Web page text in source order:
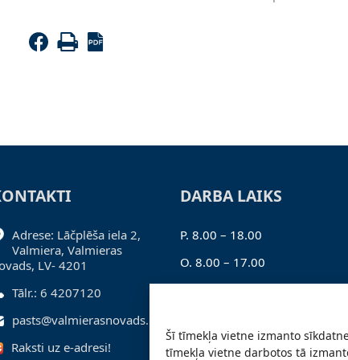
Šī tīmekļa vietne izmanto
tīmekļa vietne darbotos tā
Adrese: Lāčplēša iela 2,
Valmiera, Valmieras
LV- 4201
Tālr.: 6 4207120
pasts@valmierasnovads.lv
Raksti uz e-adresi!
DARBA LAIKS
P. 8.00 – 18.00
O. 8.00 – 17.00
T. 8.00 – 17.00
Pk. 8.00 – 16.00